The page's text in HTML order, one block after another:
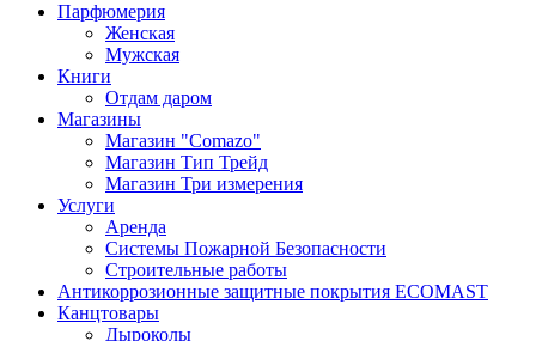
Парфюмерия
Женская
Мужская
Книги
Отдам даром
Магазины
Магазин "Comazo"
Магазин Тип Трейд
Магазин Три измерения
Услуги
Аренда
Системы Пожарной Безопасности
Строительные работы
Антикоррозионные защитные покрытия ECOMAST
Канцтовары
Дыроколы